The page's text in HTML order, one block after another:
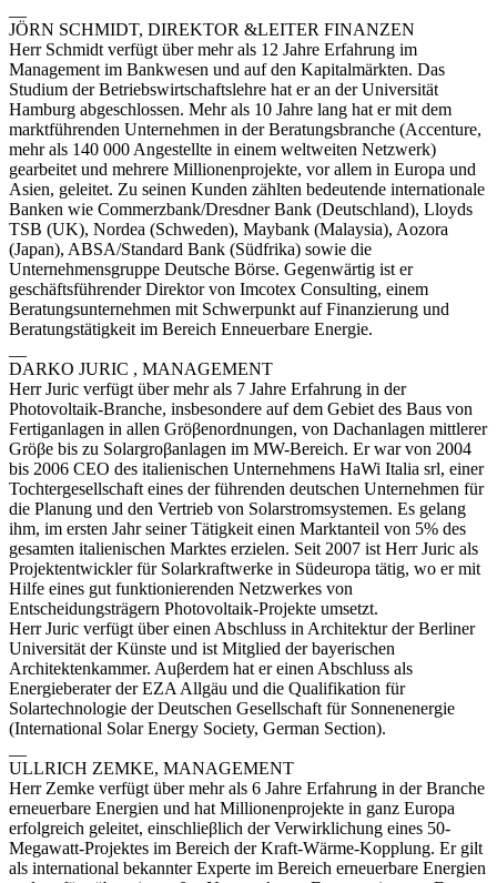
JÖRN SCHMIDT, DIREKTOR &LEITER FINANZEN
Herr Schmidt verfügt über mehr als 12 Jahre Erfahrung im
Management im Bankwesen und auf den Kapitalmärkten. Das
Studium der Betriebswirtschaftslehre hat er an der Universität
Hamburg abgeschlossen. Mehr als 10 Jahre lang hat er mit dem
marktführenden Unternehmen in der Beratungsbranche (Accenture,
mehr als 140 000 Angestellte in einem weltweiten Netzwerk)
gearbeitet und mehrere Millionenprojekte, vor allem in Europa und
Asien, geleitet. Zu seinen Kunden zählten bedeutende internationale
Banken wie Commerzbank/Dresdner Bank (Deutschland), Lloyds
TSB (UK), Nordea (Schweden), Maybank (Malaysia), Aozora
(Japan), ABSA/Standard Bank (Südfrika) sowie die
Unternehmensgruppe Deutsche Börse. Gegenwärtig ist er
geschäftsführender Direktor von Imcotex Consulting, einem
Beratungsunternehmen mit Schwerpunkt auf Finanzierung und
Beratungstätigkeit im Bereich Enneuerbare Energie.
DARKO JURIC , MANAGEMENT
Herr Juric verfügt über mehr als 7 Jahre Erfahrung in der
Photovoltaik-Branche, insbesondere auf dem Gebiet des Baus von
Fertiganlagen in allen Gröβenordnungen, von Dachanlagen mittlerer
Gröβe bis zu Solargroβanlagen im MW-Bereich. Er war von 2004
bis 2006 CEO des italienischen Unternehmens HaWi Italia srl, einer
Tochtergesellschaft eines der führenden deutschen Unternehmen für
die Planung und den Vertrieb von Solarstromsystemen. Es gelang
ihm, im ersten Jahr seiner Tätigkeit einen Marktanteil von 5% des
gesamten italienischen Marktes erzielen. Seit 2007 ist Herr Juric als
Projektentwickler für Solarkraftwerke in Südeuropa tätig, wo er mit
Hilfe eines gut funktionierenden Netzwerkes von
Entscheidungsträgern Photovoltaik-Projekte umsetzt.
Herr Juric verfügt über einen Abschluss in Architektur der Berliner
Universität der Künste und ist Mitglied der bayerischen
Architektenkammer. Auβerdem hat er einen Abschluss als
Energieberater der EZA Allgäu und die Qualifikation für
Solartechnologie der Deutschen Gesellschaft für Sonnenenergie
(International Solar Energy Society, German Section).
ULLRICH ZEMKE, MANAGEMENT
Herr Zemke verfügt über mehr als 6 Jahre Erfahrung in der Branche
erneuerbare Energien und hat Millionenprojekte in ganz Europa
erfolgreich geleitet, einschlieβlich der Verwirklichung eines 50-
Megawatt-Projektes im Bereich der Kraft-Wärme-Kopplung. Er gilt
als international bekannter Experte im Bereich erneuerbare Energien